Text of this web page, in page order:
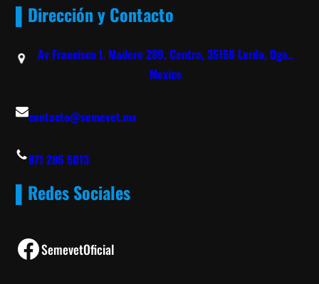
▌Dirección y Contacto
Av Francisco I. Madero 289, Centro, 35150 Lerdo, Dgo.,
Mexico
contacto@semevet.mx
871 286 5013
▌Redes Sociales
Facebook SemevetOficial